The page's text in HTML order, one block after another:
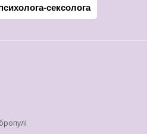
сексолога